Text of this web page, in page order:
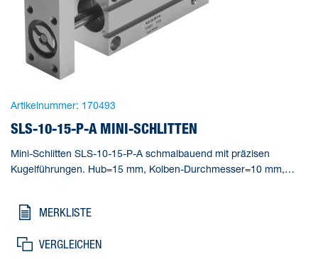
Artikelnummer: 170493
SLS-10-15-P-A MINI-SCHLITTEN
Mini-Schlitten SLS-10-15-P-A schmalbauend mit präzisen
Kugelführungen. Hub=15 mm, Kolben-Durchmesser=10 mm,
MERKLISTE
VERGLEICHEN